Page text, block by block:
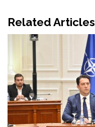
Related Articles